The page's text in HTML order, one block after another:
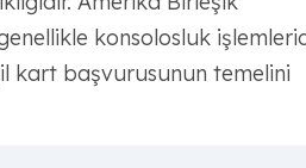
konsolosluk
kart başvurusunun temelini